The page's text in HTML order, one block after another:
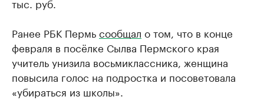
Ранее РБК Пермьсообщал о том, что в конце
февраля в посёлке Сылва Пермского края
учитель унизила восьмиклассника, женщина
повысила голос на подростка и посоветовала
«убираться из школы».